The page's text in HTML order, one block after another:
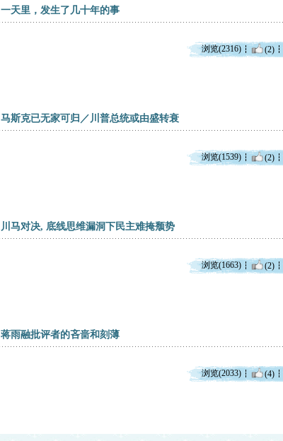
一天里，发生了几十年的事
浏览(2316) (2)
马斯克已无家可归／川普总统或由盛转衰
浏览(1539) (2)
川马对决, 底线思维漏洞下民主难掩颓势
浏览(1663) (2)
蒋雨融批评者的吝啬和刻薄
浏览(2033) (4)